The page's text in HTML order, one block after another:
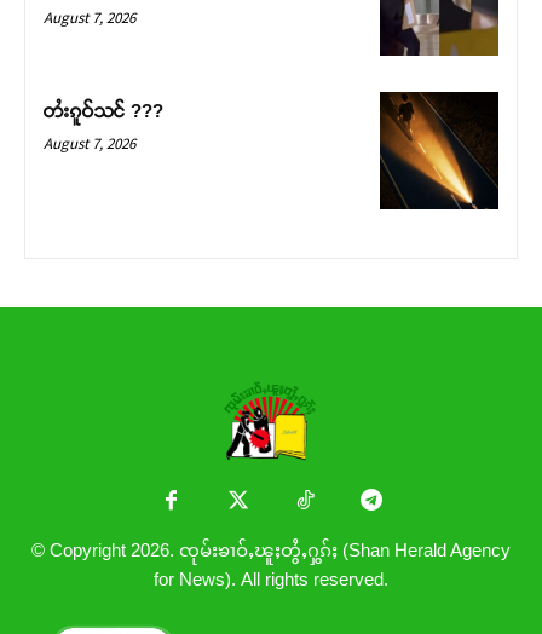
August 7, 2026
တႆးၵူဝ်သင် ???
August 7, 2026
© Copyright 2026. ၸုမ်းၶၢဝ်ႇၽူႈတွႆႇႁွၵ်ႈ (Shan Herald Agency
for News). All rights reserved.